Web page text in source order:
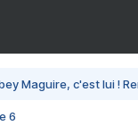
Maguire, c'est lui !
6